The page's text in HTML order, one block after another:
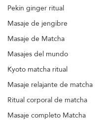
Pekín ginger ritual
Masaje de jengibre
Masaje de Matcha
Masajes del mundo
Kyoto matcha ritual
Masaje relajante de matcha
Ritual corporal de matcha
Masaje completo Matcha